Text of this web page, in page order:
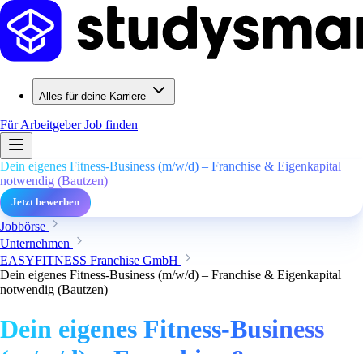
Alles für deine Karriere
Für ArbeitgeberJob finden
Dein eigenes Fitness-Business (m/w/d) – Franchise & Eigenkapital
notwendig (Bautzen)
Jetzt bewerben
Jobbörse
Unternehmen
EASYFITNESS Franchise GmbH
Dein eigenes Fitness-Business (m/w/d) – Franchise & Eigenkapital
notwendig (Bautzen)
Dein eigenes Fitness-Business